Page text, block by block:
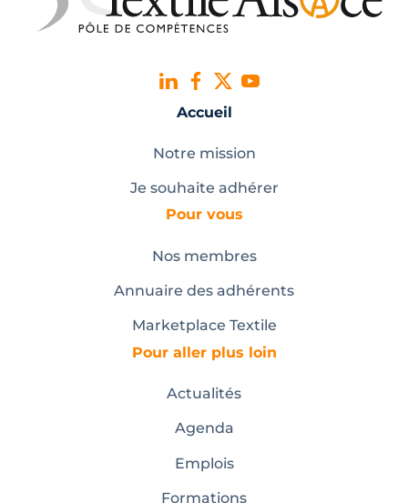
Accueil
Notre mission
Je souhaite adhérer
Pour vous
Nos membres
Annuaire des adhérents
Marketplace Textile
Pour aller plus loin
Actualités
Agenda
Emplois
Formations